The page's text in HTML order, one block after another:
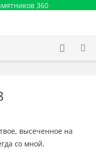
360
высеченное на
со мной.